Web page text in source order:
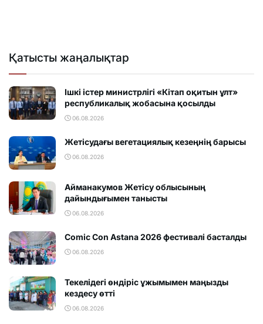
Қатысты жаңалықтар
Ішкі істер министрлігі «Кітап оқитын ұлт»
республикалық жобасына қосылды
06.08.2026
Жетісудағы вегетациялық кезеңнің барысы
06.08.2026
Айманакумов Жетісу облысының
дайындығымен танысты
06.08.2026
Comic Con Astana 2026 фестивалi басталды
06.08.2026
Текелідегі өндіріс ұжымымен маңызды
кездесу өтті
06.08.2026